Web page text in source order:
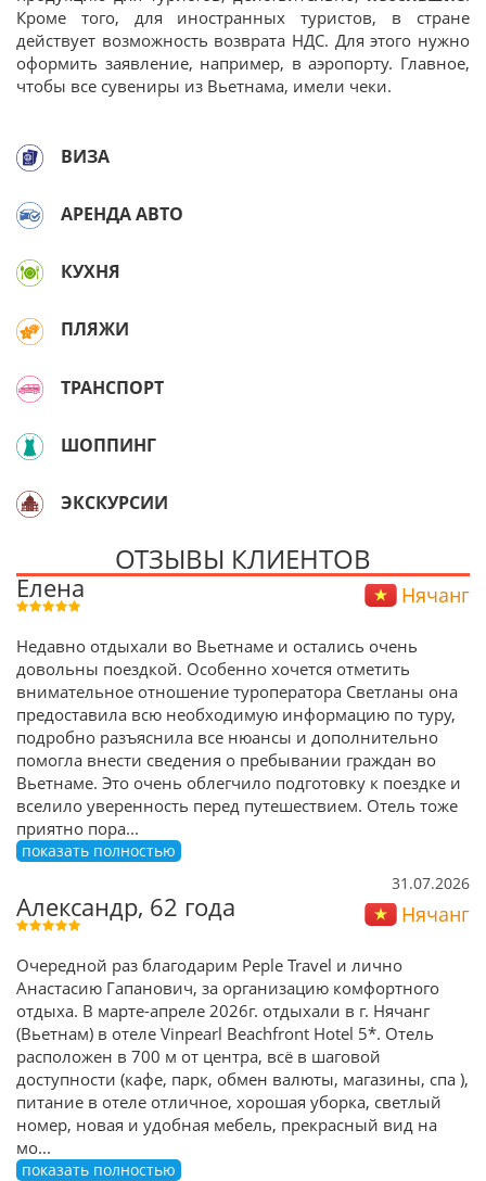
Кроме того, для иностранных туристов, в стране
действует возможность возврата НДС. Для этого нужно
оформить заявление, например, в аэропорту. Главное,
чтобы все сувениры из Вьетнама, имели чеки.
ВИЗА
АРЕНДА АВТО
КУХНЯ
ПЛЯЖИ
ТРАНСПОРТ
ШОППИНГ
ЭКСКУРСИИ
ОТЗЫВЫ КЛИЕНТОВ
Елена Нячанг
Недавно отдыхали во Вьетнаме и остались очень
довольны поездкой. Особенно хочется отметить
внимательное отношение туроператора Светланы она
предоставила всю необходимую информацию по туру,
подробно разъяснила все нюансы и дополнительно
помогла внести сведения о пребывании граждан во
Вьетнаме. Это очень облегчило подготовку к поездке и
вселило уверенность перед путешествием. Отель тоже
приятно пора...
показать полностью
31.07.2026
Александр, 62 года Нячанг
Очередной раз благодарим Peple Travel и лично
Анастасию Гапанович, за организацию комфортного
отдыха. В марте-апреле 2026г. отдыхали в г. Нячанг
(Вьетнам) в отеле Vinpearl Beachfront Hotel 5*. Отель
расположен в 700 м от центра, всё в шаговой
доступности (кафе, парк, обмен валюты, магазины, спа ),
питание в отеле отличное, хорошая уборка, светлый
номер, новая и удобная мебель, прекрасный вид на
мо...
показать полностью